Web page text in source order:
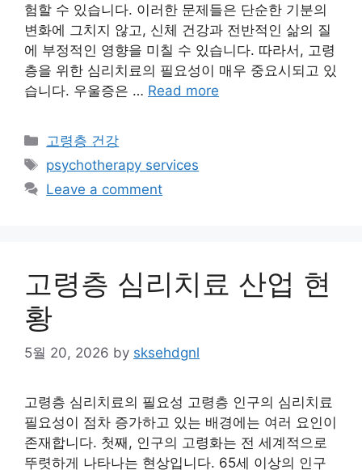
험할 수 있습니다. 이러한 문제들은 단순한 기분의
변화에 그치지 않고, 신체 건강과 전반적인 삶의 질
에 부정적인 영향을 미칠 수 있습니다. 따라서, 고령
층을 위한 심리치료의 필요성이 매우 중요시되고 있
습니다. 우울증은 … Read more
Categories
고령층 건강
Tags
psychotherapy services
Leave a comment
고령층 심리치료 산업 현
황
5월 20, 2026 by sksehdgnl
고령층 심리치료의 필요성 고령층 인구의 심리치료
필요성이 점차 증가하고 있는 배경에는 여러 요인이
존재합니다. 첫째, 인구의 고령화는 전 세계적으로
뚜렷하게 나타나는 현상입니다. 65세 이상의 인구